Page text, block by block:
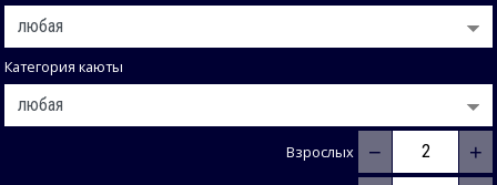
Категория каюты
Взрослых − +